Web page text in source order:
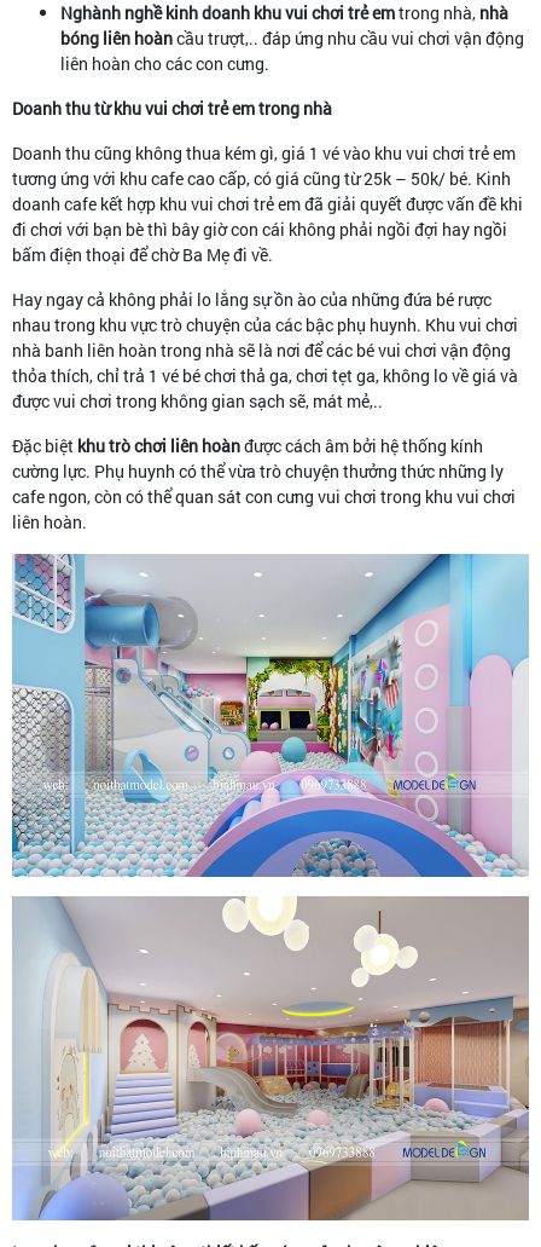
Nghành nghề kinh doanh khu vui chơi trẻ emtrong nhà, nhà
bóng liên hoàncầu trượt,.. đáp ứng nhu cầu vui chơi vận động
liên hoàn cho các con cưng.
Doanh thu từ khu vui chơi trẻ em trong nhà
Doanh thu cũng không thua kém gì, giá 1 vé vào khu vui chơi trẻ em
tương ứng với khu cafe cao cấp, có giá cũng từ 25k – 50k/ bé. Kinh
doanh cafe kết hợp khu vui chơi trẻ em đã giải quyết được vấn đề khi
đi chơi với bạn bè thì bây giờ con cái không phải ngồi đợi hay ngồi
bấm điện thoại để chờ Ba Mẹ đi về.
Hay ngay cả không phải lo lắng sự ồn ào của những đứa bé rược
nhau trong khu vực trò chuyện của các bậc phụ huynh. Khu vui chơi
nhà banh liên hoàn trong nhà sẽ là nơi để các bé vui chơi vận động
thỏa thích, chỉ trả 1 vé bé chơi thả ga, chơi tẹt ga, không lo về giá và
được vui chơi trong không gian sạch sẽ, mát mẻ,..
Đặc biệt khu trò chơi liên hoànđược cách âm bởi hệ thống kính
cường lực. Phụ huynh có thể vừa trò chuyện thưởng thức những ly
cafe ngon, còn có thể quan sát con cưng vui chơi trong khu vui chơi
liên hoàn.